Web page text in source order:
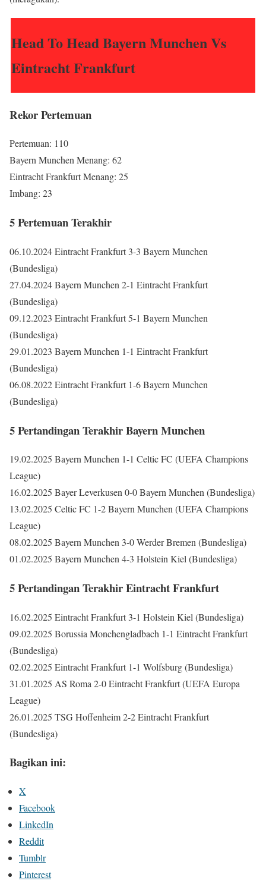
Head To Head Bayern Munchen Vs
Eintracht Frankfurt
Rekor Pertemuan
Pertemuan: 110
Bayern Munchen Menang: 62
Eintracht Frankfurt Menang: 25
Imbang: 23
5 Pertemuan Terakhir
06.10.2024 Eintracht Frankfurt 3-3 Bayern Munchen
(Bundesliga)
27.04.2024 Bayern Munchen 2-1 Eintracht Frankfurt
(Bundesliga)
09.12.2023 Eintracht Frankfurt 5-1 Bayern Munchen
(Bundesliga)
29.01.2023 Bayern Munchen 1-1 Eintracht Frankfurt
(Bundesliga)
06.08.2022 Eintracht Frankfurt 1-6 Bayern Munchen
(Bundesliga)
5 Pertandingan Terakhir Bayern Munchen
19.02.2025 Bayern Munchen 1-1 Celtic FC (UEFA Champions
League)
16.02.2025 Bayer Leverkusen 0-0 Bayern Munchen (Bundesliga)
13.02.2025 Celtic FC 1-2 Bayern Munchen (UEFA Champions
League)
08.02.2025 Bayern Munchen 3-0 Werder Bremen (Bundesliga)
01.02.2025 Bayern Munchen 4-3 Holstein Kiel (Bundesliga)
5 Pertandingan Terakhir Eintracht Frankfurt
16.02.2025 Eintracht Frankfurt 3-1 Holstein Kiel (Bundesliga)
09.02.2025 Borussia Monchengladbach 1-1 Eintracht Frankfurt
(Bundesliga)
02.02.2025 Eintracht Frankfurt 1-1 Wolfsburg (Bundesliga)
31.01.2025 AS Roma 2-0 Eintracht Frankfurt (UEFA Europa
League)
26.01.2025 TSG Hoffenheim 2-2 Eintracht Frankfurt
(Bundesliga)
Bagikan ini:
X
Facebook
LinkedIn
Reddit
Tumblr
Pinterest